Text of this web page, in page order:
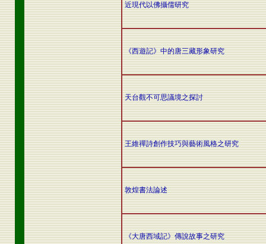
近現代以佛攝儒研究
《西遊記》中的唐三藏形象研究
天台觀不可思議境之探討
王維禪詩創作技巧與藝術風格之研究
敦煌書法論述
《大唐西域記》傳說故事之研究